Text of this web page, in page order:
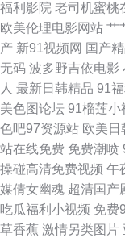
国产盗摄5区 东方成人
利剧院 婷婷依依五月天
激情五月天网址 国产
爱足交 影音AV无码资源
美H版 免费黄色影院 精
美女老师 国产视频网
福利影院 老司机蜜桃
欧美伦理电影网站 艹
产 新91视频网 国产
无码 波多野吉依电影
人 最新日韩精品 91
美色图论坛 91榴莲小
色吧97资源站 欧美日
站在线免费 免费潮喷
操碰高清免费视频 午
媒倩女幽魂 超清国产
吃瓜福利小视频 免费
草香蕉 激情另类图片